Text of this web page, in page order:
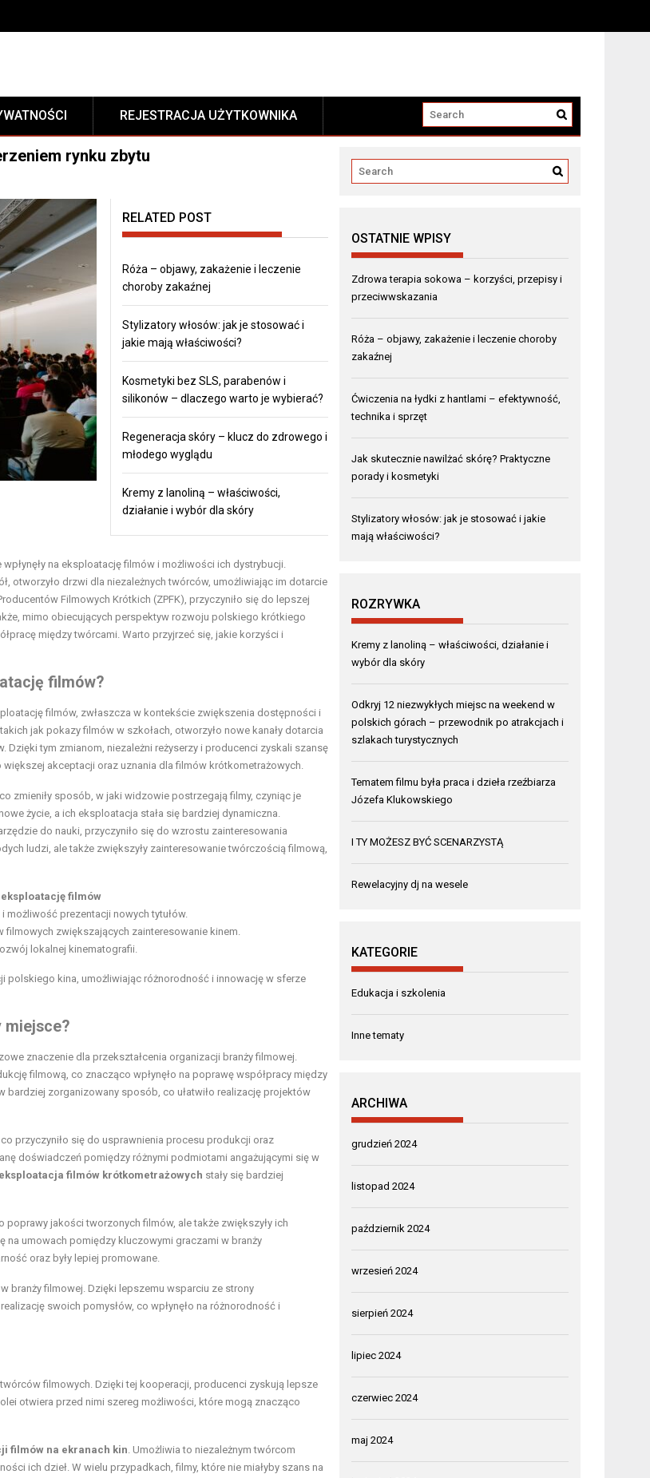
REJESTRACJA UŻYTKOWNIKA
rynku zbytu
RELATED POST
Róża – objawy, zakażenie i leczenie
choroby zakaźnej
Stylizatory włosów: jak je stosować i
jakie mają właściwości?
Kosmetyki bez SLS, parabenów i
silikonów – dlaczego warto je wybierać?
Regeneracja skóry – klucz do zdrowego i
młodego wyglądu
Kremy z lanoliną – właściwości,
działanie i wybór dla skóry
na eksploatację filmów i możliwości ich dystrybucji.
otworzyło drzwi dla niezależnych twórców, umożliwiając im dotarcie
Filmowych Krótkich (ZPFK), przyczyniło się do lepszej
mimo obiecujących perspektyw rozwoju polskiego krótkiego
między twórcami. Warto przyjrzeć się, jakie korzyści i
filmów?
filmów, zwłaszcza w kontekście zwiększenia dostępności i
jak pokazy filmów w szkołach, otworzyło nowe kanały dotarcia
tym zmianom, niezależni reżyserzy i producenci zyskali szansę
akceptacji oraz uznania dla filmów krótkometrażowych.
zmieniły sposób, w jaki widzowie postrzegają filmy, czyniąc je
życie, a ich eksploatacja stała się bardziej dynamiczna.
do nauki, przyczyniło się do wzrostu zainteresowania
ludzi, ale także zwiększyły zainteresowanie twórczością filmową,
eksploatację filmów
prezentacji nowych tytułów.
zwiększających zainteresowanie kinem.
lokalnej kinematografii.
polskiego kina, umożliwiając różnorodność i innowację w sferze
miejsce?
znaczenie dla przekształcenia organizacji branży filmowej.
filmową, co znacząco wpłynęło na poprawę współpracy między
bardziej zorganizowany sposób, co ułatwiło realizację projektów
przyczyniło się do usprawnienia procesu produkcji oraz
doświadczeń pomiędzy różnymi podmiotami angażującymi się w
eksploatacja filmów krótkometrażowych stały się bardziej
poprawy jakości tworzonych filmów, ale także zwiększyły ich
umowach pomiędzy kluczowymi graczami w branży
oraz były lepiej promowane.
branży filmowej. Dzięki lepszemu wsparciu ze strony
swoich pomysłów, co wpłynęło na różnorodność i
filmowych. Dzięki tej kooperacji, producenci zyskują lepsze
otwiera przed nimi szereg możliwości, które mogą znacząco
filmów na ekranach kin. Umożliwia to niezależnym twórcom
ich dzieł. W wielu przypadkach, filmy, które nie miałyby szans na
OSTATNIE WPISY
Zdrowa terapia sokowa – korzyści, przepisy i
przeciwwskazania
Róża – objawy, zakażenie i leczenie choroby
zakaźnej
Ćwiczenia na łydki z hantlami – efektywność,
technika i sprzęt
Jak skutecznie nawilżać skórę? Praktyczne
porady i kosmetyki
Stylizatory włosów: jak je stosować i jakie
mają właściwości?
ROZRYWKA
Kremy z lanoliną – właściwości, działanie i
wybór dla skóry
Odkryj 12 niezwykłych miejsc na weekend w
polskich górach – przewodnik po atrakcjach i
szlakach turystycznych
Tematem filmu była praca i dzieła rzeźbiarza
Józefa Klukowskiego
I TY MOŻESZ BYĆ SCENARZYSTĄ
Rewelacyjny dj na wesele
KATEGORIE
Edukacja i szkolenia
Inne tematy
ARCHIWA
grudzień 2024
listopad 2024
październik 2024
wrzesień 2024
sierpień 2024
lipiec 2024
czerwiec 2024
maj 2024